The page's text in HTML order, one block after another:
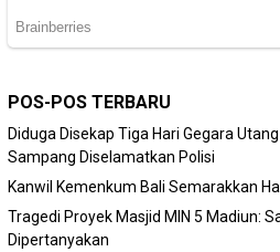
POS-POS TERBARU
Diduga Disekap Tiga Hari Gegara
Sampang Diselamatkan Polisi
Kanwil Kemenkum Bali Semarakkan
Tragedi Proyek Masjid MIN 5 Madiun:
Dipertanyakan